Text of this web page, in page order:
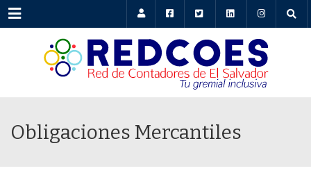
Menu
Obligaciones Mercantiles